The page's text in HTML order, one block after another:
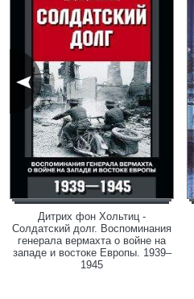
Дитрих фон Хольтиц -
Солдатский долг. Воспоминания
генерала вермахта о войне на
западе и востоке Европы. 1939–
1945